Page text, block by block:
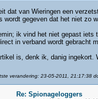
dat van Wieringen een
wordt gegeven dat het niet zo
ik vind het niet gepast iets
in verband wordt gebracht
is, denk ik, danig ingekort.
verandering: 23-05-2011, 21:17:38
Re: Spionageloggers